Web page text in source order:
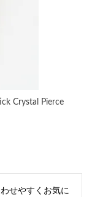
Crystal Pierce
せやすくお気に